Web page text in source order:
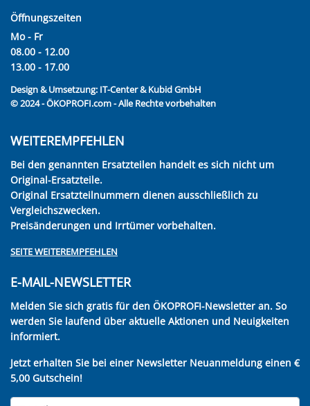
Öffnungszeiten
Mo - Fr
08.00 - 12.00
13.00 - 17.00
Design & Umsetzung: IT-Center & Kubid GmbH
© 2024 - ÖKOPROFI.com - Alle Rechte vorbehalten
WEITEREMPFEHLEN
Bei den genannten Ersatzteilen handelt es sich nicht um
Original-Ersatzteile.
Original Ersatzteilnummern dienen ausschließlich zu
Vergleichszwecken.
Preisänderungen und Irrtümer vorbehalten.
SEITE WEITEREMPFEHLEN
E-MAIL-NEWSLETTER
Melden Sie sich gratis für den ÖKOPROFI-Newsletter an. So
werden Sie laufend über aktuelle Aktionen und Neuigkeiten
informiert.
Jetzt erhalten Sie bei einer Newsletter Neuanmeldung einen €
5,00 Gutschein!